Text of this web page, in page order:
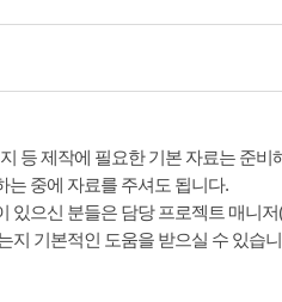
등 제작에 필요한 기본 자료는 준비
는 중에 자료를 주셔도 됩니다.
있으신 분들은 담당 프로젝트 매니저
지 기본적인 도움을 받으실 수 있습